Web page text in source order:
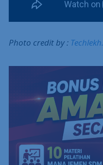
Photo credit by : Techlekh.